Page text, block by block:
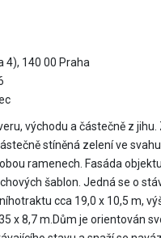
4), 140 00 Praha
východu a částečně z
stíněná zelení ve
ramenech. Fasáda
šablon. Jedná se o
cca 19,0 x 10,5 m,
x 8,7 m.Dům je orientován